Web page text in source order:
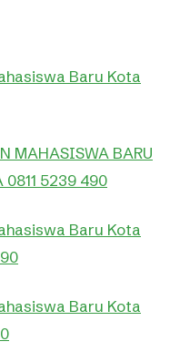
Baru Kota
MAHASISWA BARU
0811 5239 490
Baru Kota
Baru Kota